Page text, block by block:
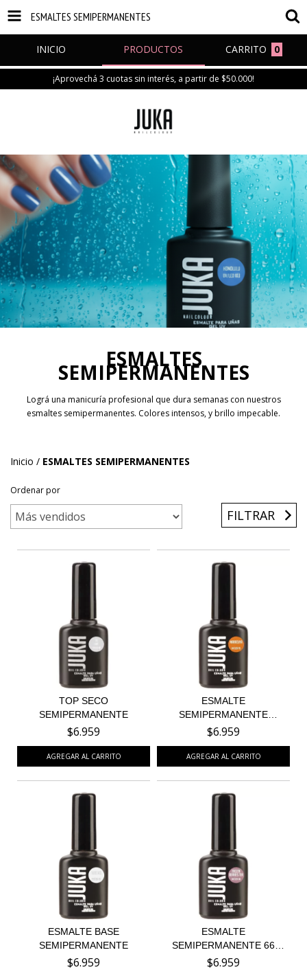
ESMALTES SEMIPERMANENTES
INICIO PRODUCTOS CARRITO 0
¡Aprovechá 3 cuotas sin interés, a partir de $50.000!
ESMALTES
SEMIPERMANENTES
Lográ una manicuría profesional que dura semanas con nuestros
esmaltes semipermanentes. Colores intensos, y brillo impecable.
Inicio / ESMALTES SEMIPERMANENTES
Ordenar por
FILTRAR
TOP SECO
SEMIPERMANENTE
$6.959
ESMALTE
SEMIPERMANENTE
MARACUYÁ 95
$6.959
ESMALTE BASE
SEMIPERMANENTE
$6.959
ESMALTE
SEMIPERMANENTE 66
FROZEN BERRIES...
$6.959